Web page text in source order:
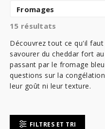
Fromages
15 résultats
Découvrez tout ce qu'il
savourer du cheddar fort
passant par le fromage
questions sur la
leur goût ni leur texture.
FILTRES ET TRI